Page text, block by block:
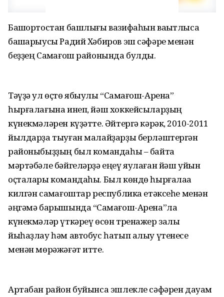
Башҡортостан башлығы вазифаһын ваҡытлыса
башҡарыусы Радий Хәбиров эш сәфәре менән
беҙҙең Саҡмағош районында булды.
Тәүҙә ул өҫтө ябыулы “Саҡмағош-Арена”
һырғалағына инеп, йәш хоккейсыларҙың
күнекмәләрен күҙәтте. Әйтергә кәрәк, 2010-2011
йылдарҙа тыуған малайҙарҙы берләштергән
районыбыҙҙың был командаһы – байтаҡ
мәртәбәле бәйгеләрҙә еңеү яулаған йәш уйын
оҫталары командаһы. Был көндө һырғалаҡҡа
килгән саҡмағоштар республика етәксеһе менән
әңгәмә барышында “Саҡмағош-Арена”ла
күнекмәләр үткәреү өсөн тренажер залы
йыһаҙлау һәм автобус һатып алыу үтенесе
менән мөрәжәғәт итте.
Артабан район буйынса эшлекле сәфәрен дауам